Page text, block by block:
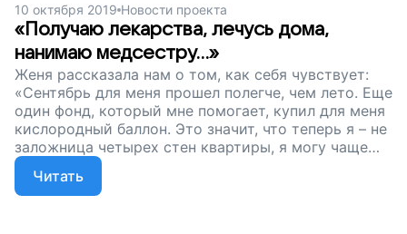
10 октября 2019 Новости проекта
«Получаю лекарства, лечусь дома,
нанимаю медсестру...»
Женя рассказала нам о том, как себя чувствует:
«Сентябрь для меня прошел полегче, чем лето. Еще
один фонд, который мне помогает, купил для меня
кислородный баллон. Это значит, что теперь я – не
заложница четырех стен квартиры, я могу чаще
выходить из дома».
Читать